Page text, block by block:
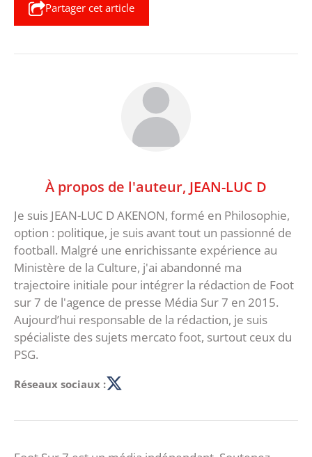
Partager cet article
À propos de l'auteur, JEAN-LUC D
Je suis JEAN-LUC D AKENON, formé en Philosophie,
option : politique, je suis avant tout un passionné de
football. Malgré une enrichissante expérience au
Ministère de la Culture, j'ai abandonné ma
trajectoire initiale pour intégrer la rédaction de Foot
sur 7 de l'agence de presse Média Sur 7 en 2015.
Aujourd’hui responsable de la rédaction, je suis
spécialiste des sujets mercato foot, surtout ceux du
PSG.
Réseaux sociaux :